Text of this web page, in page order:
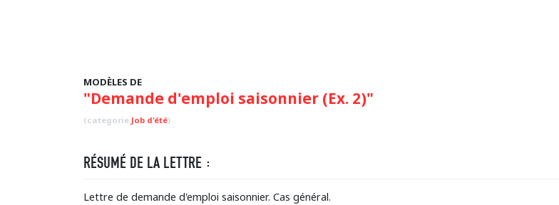
MODÈLES DE
"Demande d'emploi saisonnier (Ex. 2)"
(categorie Job d'été)
RÉSUMÉ DE LA LETTRE :
Lettre de demande d'emploi saisonnier. Cas général.